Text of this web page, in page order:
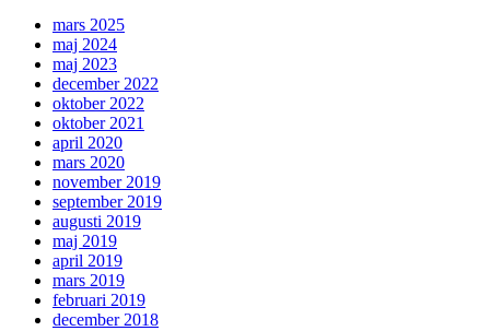
mars 2025
maj 2024
maj 2023
december 2022
oktober 2022
oktober 2021
april 2020
mars 2020
november 2019
september 2019
augusti 2019
maj 2019
april 2019
mars 2019
februari 2019
december 2018